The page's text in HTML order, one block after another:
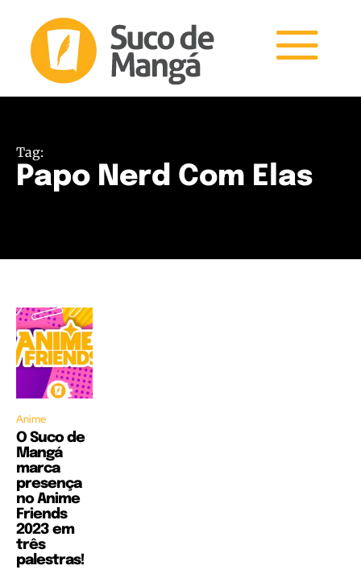
Tag:
Papo Nerd Com Elas
Anime
O Suco de
Mangá
marca
presença
no Anime
Friends
2023 em
três
palestras!